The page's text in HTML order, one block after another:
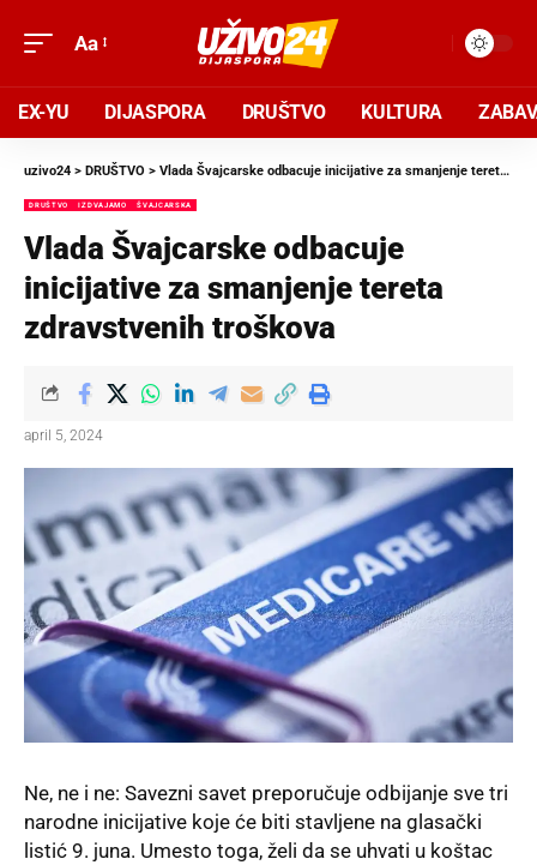
Aa
EX-YU DIJASPORA DRUŠTVO KULTURA
uzivo24 > DRUŠTVO > Vlada Švajcarske odbacuje inicijative za smanjenje tereta zdravstvenih troškova
DRUŠTVO IZDVAJAMO ŠVAJCARSKA
Vlada Švajcarske odbacuje
inicijative za smanjenje tereta
zdravstvenih troškova
april 5, 2024
Ne, ne i ne: Savezni savet preporučuje odbijanje sve tri
narodne inicijative koje će biti stavljene na glasački
listić 9. juna. Umesto toga, želi da se uhvati u koštac